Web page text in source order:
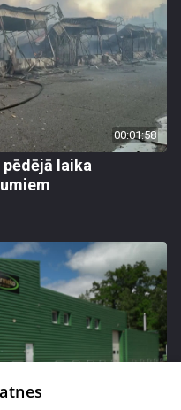
00:01:58
laika